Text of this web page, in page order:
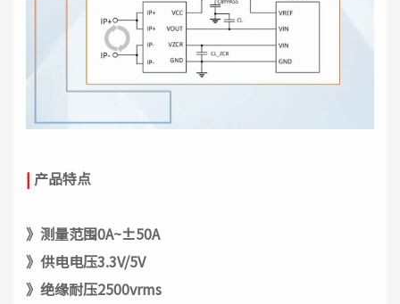
| 产品特点
》测量范围0A~±50A
》供电电压3.3V/5V
》绝缘耐压2500vrms